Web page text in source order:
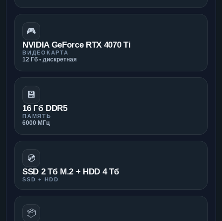
🎮
NVIDIA GeForce RTX 4070 Ti
ВИДЕОКАРТА
12 Гб • дискретная
💾
16 Гб DDR5
ПАМЯТЬ
6000 МГц
💿
SSD 2 Тб M.2 + HDD 4 Тб
SSD + HDD
📦